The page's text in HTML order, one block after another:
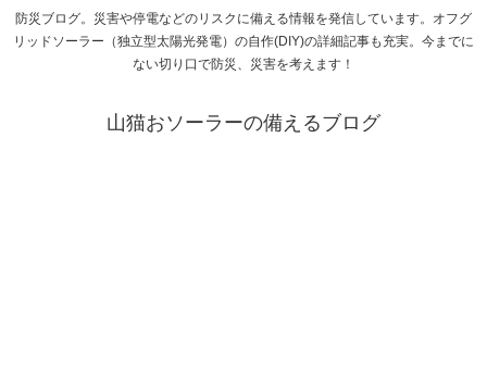
防災ブログ。災害や停電などのリスクに備える情報を発信しています。オフグ
リッドソーラー（独立型太陽光発電）の自作(DIY)の詳細記事も充実。今までに
ない切り口で防災、災害を考えます！
山猫おソーラーの備えるブログ